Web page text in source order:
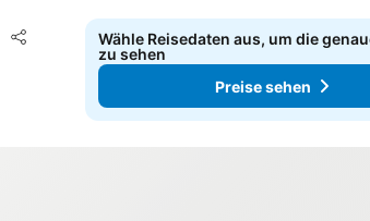
Teilen
Zu Favoriten hinzufügen
Wähle Reisedaten aus, um die
zu sehen
Preise sehen